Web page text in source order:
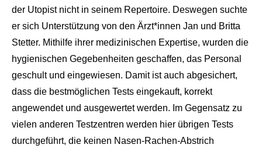
der Utopist nicht in seinem Repertoire. Deswegen suchte
er sich Unterstützung von den Ärzt*innen Jan und Britta
Stetter. Mithilfe ihrer medizinischen Expertise, wurden die
hygienischen Gegebenheiten geschaffen, das Personal
geschult und eingewiesen. Damit ist auch abgesichert,
dass die bestmöglichen Tests eingekauft, korrekt
angewendet und ausgewertet werden. Im Gegensatz zu
vielen anderen Testzentren werden hier übrigen Tests
durchgeführt, die keinen Nasen-Rachen-Abstrich